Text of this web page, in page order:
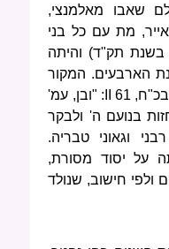
שאבו מאלמנצי,
מת עם כל בני
בשנת תק"ד) והיתה
הארבעים. המקור
בכ"ח, II 61 : "ובן, עמ'
בנועם ה' ולבקר
וגאוני טבריה.
על יסוד מסורת,
חישוב, שנולד